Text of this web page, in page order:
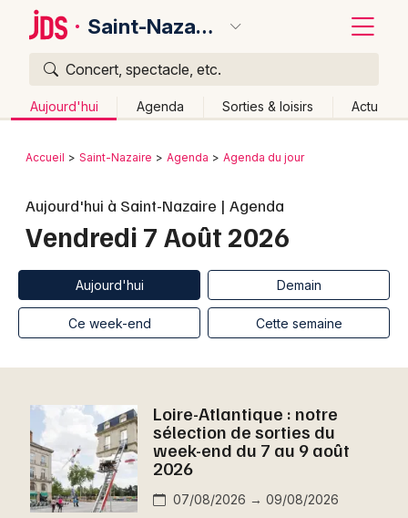
Saint-Nazaire
Concert, spectacle, etc.
Aujourd'hui Agenda Sorties & loisirs Actu
Publier un événement
Grands événements
Activité & Expérience
Foires & salons
Spectacles
Concerts
Colmar
Lille
Lyon
Marseille
Montpellier
Nantes
Nice
Retour
Accueil Saint-Nazaire Agenda Agenda du jour
Aujourd'hui à Saint-Nazaire | Agenda
Vendredi 7 Août 2026
Aujourd'hui Demain
Ce week-end Cette semaine
Loire-Atlantique : notre
sélection de sorties du
week-end du 7 au 9 août
2026
07/08/2026 → 09/08/2026
Quoi ?
Où ?
Pays de la Loire
Partout Près de moi
Quand ?
Effacer les dates
Aujourd'hui
Demain Ce week-end Autre